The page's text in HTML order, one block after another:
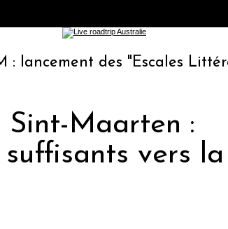
des "Escales Littéraires",
Maarten :
vers la